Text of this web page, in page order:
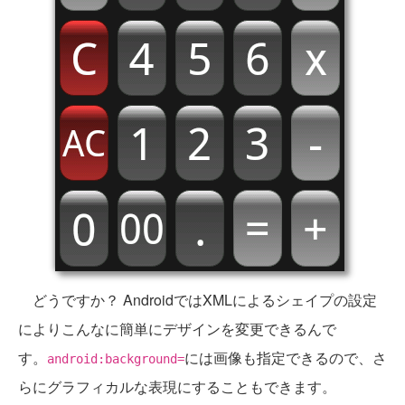
どうですか？ AndroidではXMLによるシェイプの設定
によりこんなに簡単にデザインを変更できるんで
す。
android:background=には画像も指定できるので、さ
らにグラフィカルな表現にすることもできます。